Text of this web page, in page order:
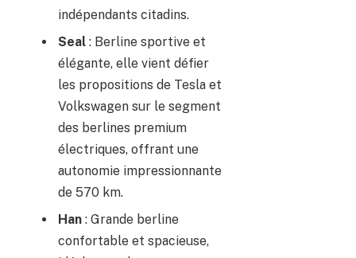
indépendants citadins.
Seal : Berline sportive et
élégante, elle vient défier
les propositions de Tesla et
Volkswagen sur le segment
des berlines premium
électriques, offrant une
autonomie impressionnante
de 570 km.
Han : Grande berline
confortable et spacieuse,